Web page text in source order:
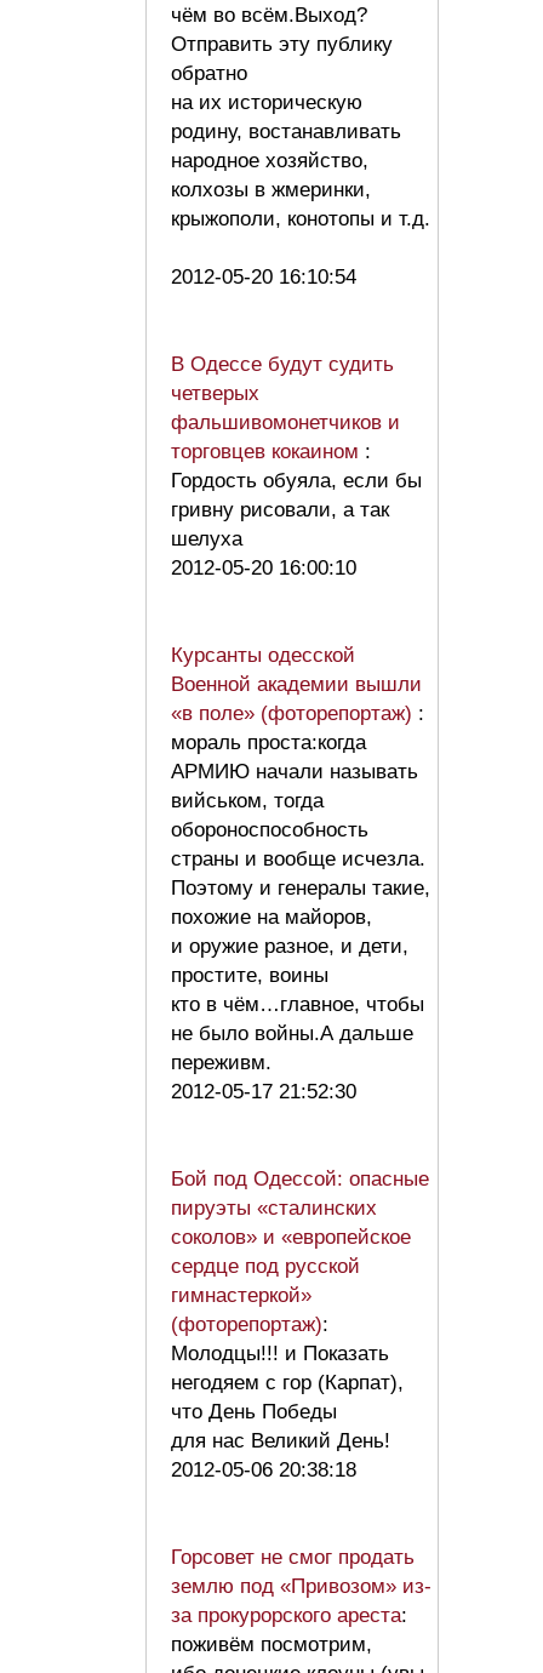
чём во всём.Выход?
Отправить эту публику
обратно
на их историческую
родину, востанавливать
народное хозяйство,
колхозы в жмеринки,
крыжополи, конотопы и т.д.
2012-05-20 16:10:54
В Одессе будут судить
четверых
фальшивомонетчиков и
торговцев кокаином :
Гордость обуяла, если бы
гривну рисовали, а так
шелуха
2012-05-20 16:00:10
Курсанты одесской
Военной академии вышли
«в поле» (фоторепортаж) :
мораль проста:когда
АРМИЮ начали называть
вийськом, тогда
обороноспособность
страны и вообще исчезла.
Поэтому и генералы такие,
похожие на майоров,
и оружие разное, и дети,
простите, воины
кто в чём…главное, чтобы
не было войны.А дальше
переживм.
2012-05-17 21:52:30
Бой под Одессой: опасные
пируэты «сталинских
соколов» и «европейское
сердце под русской
гимнастеркой»
(фоторепортаж):
Молодцы!!! и Показать
негодяем с гор (Карпат),
что День Победы
для нас Великий День!
2012-05-06 20:38:18
Горсовет не смог продать
землю под «Привозом» из-
за прокурорского ареста:
поживём посмотрим,